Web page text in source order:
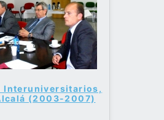
Interuniversitarios,
(2003-2007)